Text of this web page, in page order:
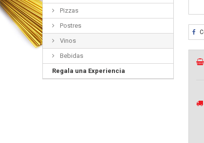
Pizzas
Postres
Vinos
Bebidas
Regala una Experiencia